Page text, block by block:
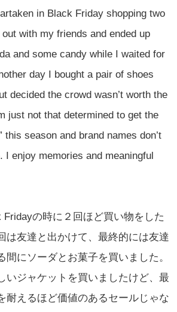
in Black Friday shopping two
with my friends and ended up
and some candy while I waited for
day I bought a pair of shoes
decided the crowd wasn’t worth the
just not that determined to get the
this season and brand names don’t
I enjoy memories and meaningful
の時に２回ほど買い物をした
は友達と出かけて、最終的には友達
間にソーダとお菓子を買いました。
いジャケットを買いましたけど、最
耐えるほど価値のあるセールじゃな